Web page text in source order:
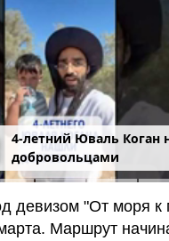
4-летний Юваль Коган
добровольцами
девизом "От моря к
Маршрут